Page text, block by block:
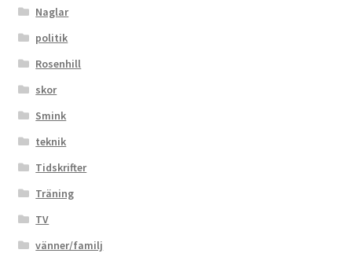
Naglar
politik
Rosenhill
skor
Smink
teknik
Tidskrifter
Träning
TV
vänner/familj